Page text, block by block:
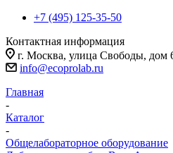
+7 (495) 125-35-50
Контактная информация
г. Москва, улица Свободы, дом
info@ecoprolab.ru
Главная
-
Каталог
-
Общелабораторное оборудование